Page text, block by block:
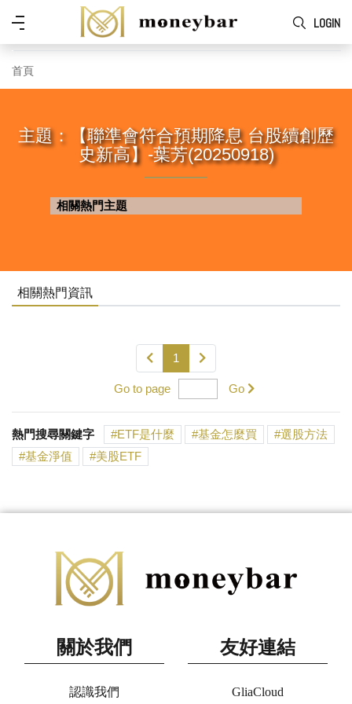
Skip to main content
LOGIN
功
首頁
主題：【聯準會符合預期降息 台股續創歷
史新高】-葉芳(20250918)
相關熱門主題
相關熱門資訊
1
Go to page Go
熱門搜尋關鍵字 ETF是什麼 基金怎麼買
選股方法
基金淨值
美股ETF
關於我們
認識我們
友好連結
GliaCloud